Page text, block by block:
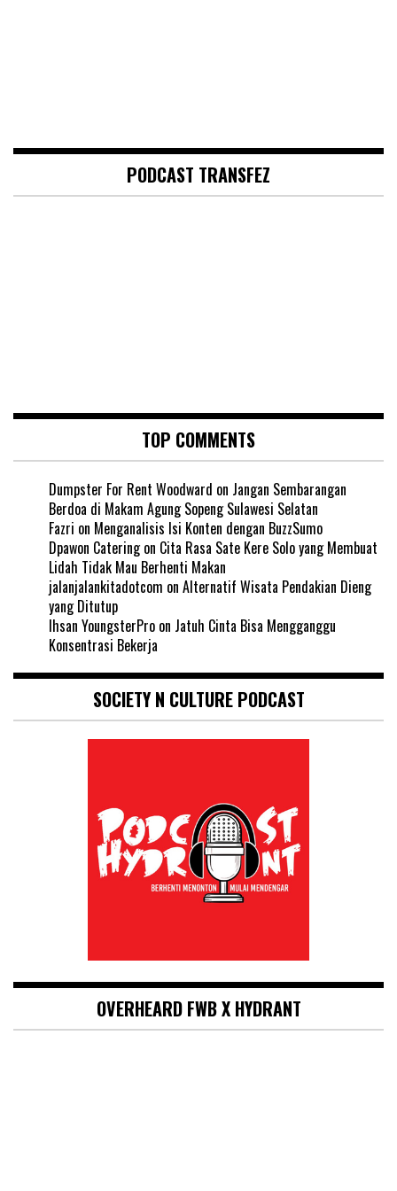
PODCAST TRANSFEZ
TOP COMMENTS
Dumpster For Rent Woodward on Jangan Sembarangan
Berdoa di Makam Agung Sopeng Sulawesi Selatan
Fazri on Menganalisis Isi Konten dengan BuzzSumo
Dpawon Cateringon Cita Rasa Sate Kere Solo yang Membuat
Lidah Tidak Mau Berhenti Makan
jalanjalankitadotcom on Alternatif Wisata Pendakian Dieng
yang Ditutup
Ihsan YoungsterPro on Jatuh Cinta Bisa Mengganggu
Konsentrasi Bekerja
SOCIETY N CULTURE PODCAST
OVERHEARD FWB X HYDRANT